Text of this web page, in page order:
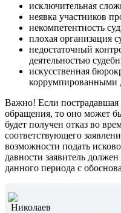
исключительная
неявка участников
некомпетентность
плохая организация
недостаточный
деятельностью
искусственная
Важно! Если пострадавшая
обращения, то оно может
будет получен отказ во
соответствующего
возможности подать
давности заявитель
данного периода с